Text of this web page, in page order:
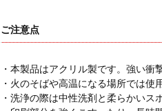
ご注意点
・本製品はアクリル製です。強い衝
・火のそばや高温になる場所では使
・洗浄の際は中性洗剤と柔らかいス